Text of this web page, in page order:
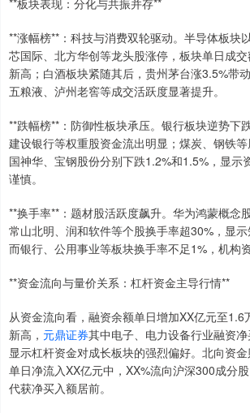
**板块表现：分化与共振并存**
**涨幅榜**：科技与消费双轮驱动。半导体板块
芯国际、北方华创等龙头股涨停，板块单日成
新高；白酒板块紧随其后，贵州茅台涨3.5%带
五粮液、泸州老窖等成交活跃度显著提升。
**跌幅榜**：防御性板块承压。银行板块逆势下
建设银行等权重股资金流出明显；煤炭、钢铁
国神华、宝钢股份分别下跌1.2%和1.5%，显示
谨慎。
**换手率**：题材股活跃度飙升。华为鸿蒙概念
常山北明、润和软件等个股换手率超30%，显示
而银行、公用事业等板块换手率不足1%，机构
**资金流向与量价关系：杠杆资金主导行情**
从资金流向看，融资余额单日增加XX亿元至1.6
新高， 元鼎证券其中电子、电力设备行业融资净
显示杠杆资金对成长板块的强烈偏好。北向资金
单日净流入XX亿元中，XX%流向沪深300成分
代获净买入额居前。